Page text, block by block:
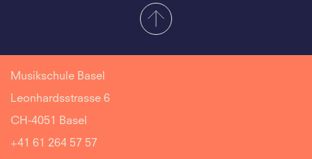
Musikschule Basel
Leonhardsstrasse 6
CH-4051 Basel
+41 61 264 57 57